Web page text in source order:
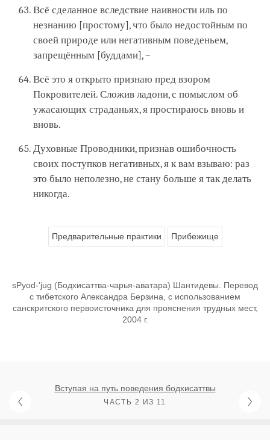
Всё сделанное вследствие наивности иль по
незнанию [простому], что было недостойным по
своей природе или негативным поведеньем,
запрещённым [буддами], –
Всё это я открыто признаю пред взором
Покровителей. Сложив ладони, с помыслом об
ужасающих страданьях, я простираюсь вновь и
вновь.
Духовные Проводники, признав ошибочность
своих поступков негативных, я к вам взываю: раз
это было неполезно, не стану больше я так делать
никогда.
Предварительные практики Прибежище
sPyod-'jug (Бодхисаттва-чарья-аватара) Шантидевы. Перевод
с тибетского Александра Берзина, с использованием
санскритского первоисточника для прояснения трудных мест,
2004 г.
Вступая на путь поведения бодхисаттвы
ЧАСТЬ 2 ИЗ 11